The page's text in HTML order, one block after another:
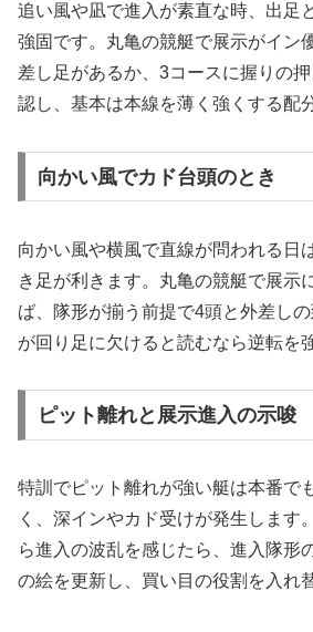
追い風や凪で進入が素直な時、出足
強固です。丸亀の競艇で展示がイン
差し足があるか、3コースに握りの
認し、基本は本線を薄く強くする配
向かい風でカド台頭のとき
向かい風や横風で直線が問われる日
き足が利きます。丸亀の競艇で展示
ば、隊形が揃う前提で4頭と外差し
が回り足に欠けると読むなら逆転を
ピット離れと展示進入の示唆
特訓でピット離れが強い艇は本番で
く、深インやカド受けが発生します
ら進入の波乱を感じたら、進入隊形
の絵を更新し、買い目の役割を入れ